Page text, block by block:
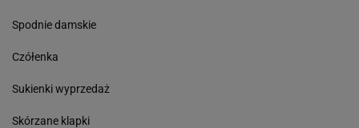
Spodnie damskie
Czółenka
Sukienki wyprzedaż
Skórzane klapki